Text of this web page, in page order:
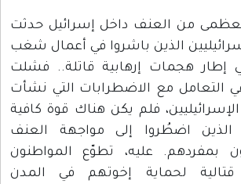
العظمى من العنف داخل إسرائيل حدثت
الذين باشروا في أعمال شغب
إطار هجمات إرهابية قاتلة.. فشلت
التعامل مع الاضطرابات التي نشأت
فلم يكن هناك قوة كافية
الذين اضطُروا إلى مواجهة العنف
بمفردهم. عليه، تطوّع المواطنون
لحماية إخوتهم في المدن